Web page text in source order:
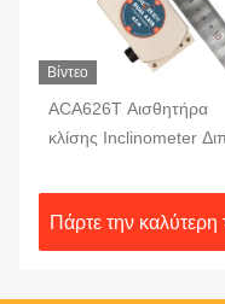
Βίντεο
ACA626T Αισθητήρα
κλίσης Inclinometer
Πάρτε την καλύτερη